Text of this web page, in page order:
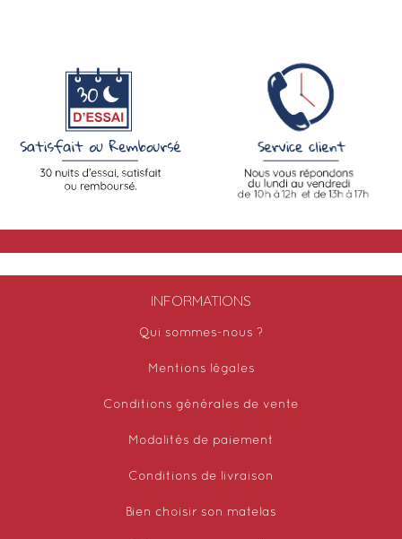
INFORMATIONS
Qui sommes-nous ?
Mentions légales
Conditions générales de vente
Modalités de paiement
Conditions de livraison
Bien choisir son matelas